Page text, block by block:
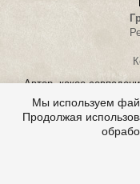
Автор, какое
происходит что-то
Я пытаюсь включить
- свет не включается
Что это может быть?
Мы используем
Продолжая